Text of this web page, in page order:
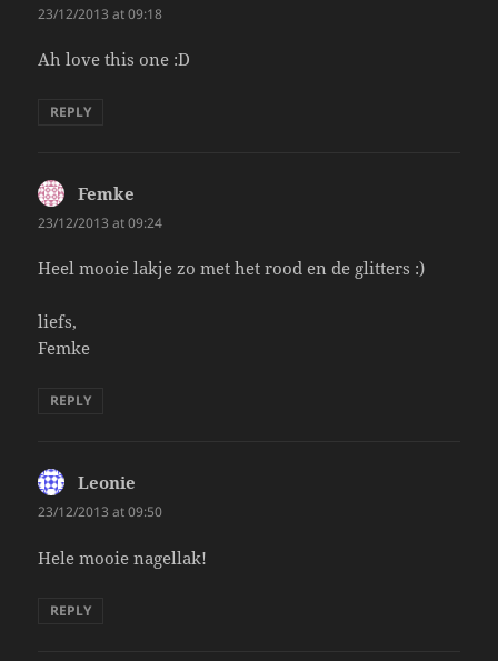
23/12/2013 at 09:18
Ah love this one :D
REPLY
Femke
23/12/2013 at 09:24
Heel mooie lakje zo met het rood en de glitters :)
liefs,
Femke
REPLY
Leonie
23/12/2013 at 09:50
Hele mooie nagellak!
REPLY